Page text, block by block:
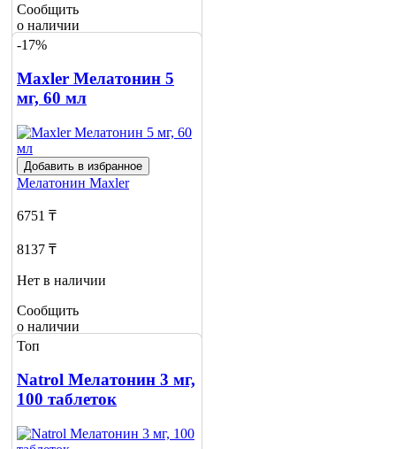
Сообщить
о наличии
3
-17%
Maxler Мелатонин 5
мг, 60 мл
Добавить в избранное
Мелатонин Maxler
6751 ₸
8137 ₸
Нет в наличии
Сообщить
о наличии
Топ
Natrol Мелатонин 3 мг,
100 таблеток